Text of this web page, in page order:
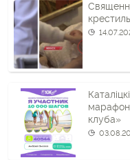
клуба»